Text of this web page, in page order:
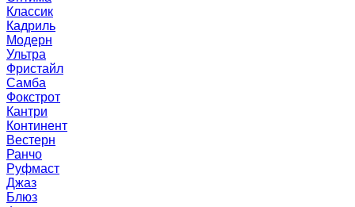
Классик
Кадриль
Модерн
Ультра
Фристайл
Самба
Фокстрот
Кантри
Континент
Вестерн
Ранчо
Руфмаст
Джаз
Блюз